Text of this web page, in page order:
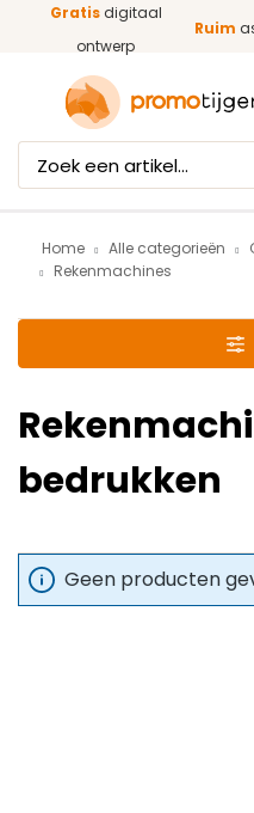
Ga naar de hoofdinhoud
Gratisdigitaal
ontwerp
Ruim
Home Alle categorieën
Rekenmachines
bedrukken
Geen producten